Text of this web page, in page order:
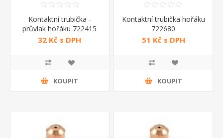
Kontaktní trubička -
průvlak hořáku 722415
CO2 Telwin
32 Kč s DPH
KOUPIT
Kontaktní trubička hořáku
722680
51 Kč s DPH
KOUPIT